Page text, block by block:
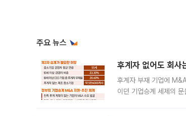
주요 뉴스
후계자 없어도 회
후계자 부재 기업에
이던 기업승계 세제의